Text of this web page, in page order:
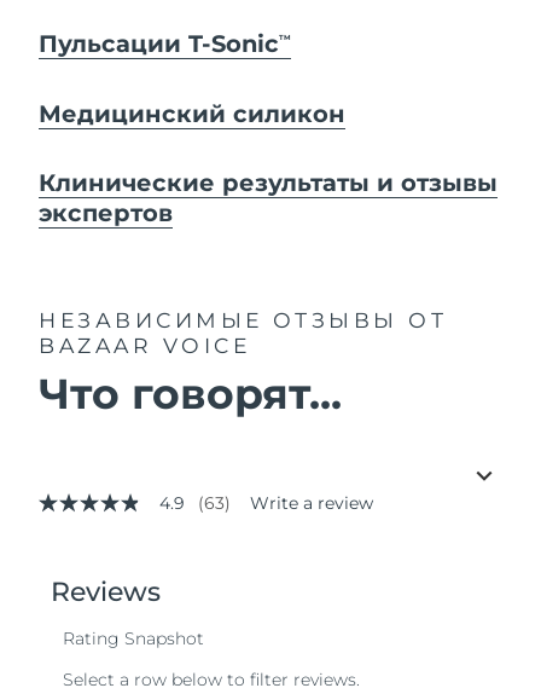
Пульсации T-SonicTM
Медицинский силикон
Клинические результаты и отзывы
экспертов
НЕЗАВИСИМЫЕ ОТЗЫВЫ
ОТ
BAZAAR VOICE
Что говорят...
4.9
stars,
average
value.
4.9 (63) Write a review